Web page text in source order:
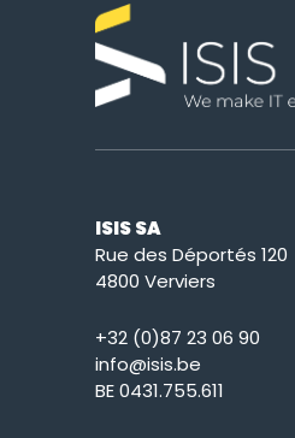
ISIS SA
Rue des Déportés 120
4800 Verviers
+32 (0)87 23 06 90
info@isis.be
BE 0431.755.611